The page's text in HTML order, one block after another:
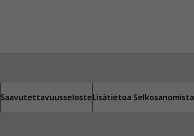
SaavutettavuusselosteLisätietoa Selkosanomista